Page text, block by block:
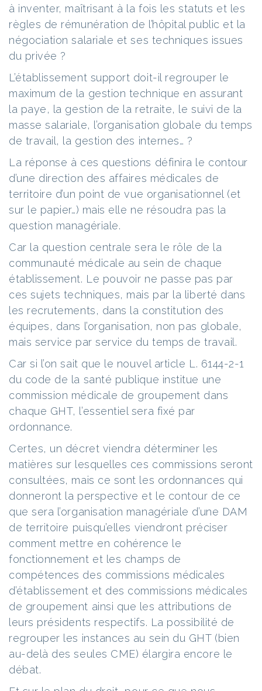
à inventer, maîtrisant à la fois les statuts et les
règles de rémunération de l’hôpital public et la
négociation salariale et ses techniques issues
du privée ?
L’établissement support doit-il regrouper le
maximum de la gestion technique en assurant
la paye, la gestion de la retraite, le suivi de la
masse salariale, l’organisation globale du temps
de travail, la gestion des internes… ?
La réponse à ces questions définira le contour
d’une direction des affaires médicales de
territoire d’un point de vue organisationnel (et
sur le papier…) mais elle ne résoudra pas la
question managériale.
Car la question centrale sera le rôle de la
communauté médicale au sein de chaque
établissement. Le pouvoir ne passe pas par
ces sujets techniques, mais par la liberté dans
les recrutements, dans la constitution des
équipes, dans l’organisation, non pas globale,
mais service par service du temps de travail.
Car si l’on sait que le nouvel article L. 6144-2-1
du code de la santé publique institue une
commission médicale de groupement dans
chaque GHT, l’essentiel sera fixé par
ordonnance.
Certes, un décret viendra déterminer les
matières sur lesquelles ces commissions seront
consultées, mais ce sont les ordonnances qui
donneront la perspective et le contour de ce
que sera l’organisation managériale d’une DAM
de territoire puisqu’elles viendront préciser
comment mettre en cohérence le
fonctionnement et les champs de
compétences des commissions médicales
d’établissement et des commissions médicales
de groupement ainsi que les attributions de
leurs présidents respectifs. La possibilité de
regrouper les instances au sein du GHT (bien
au-delà des seules CME) élargira encore le
débat.